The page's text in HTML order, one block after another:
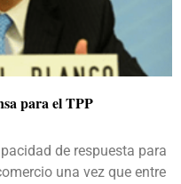
para el TPP
de respuesta para
una vez que entre